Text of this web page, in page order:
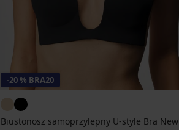
-20 % BRA20
Biustonosz samoprzylepny U-style Bra New